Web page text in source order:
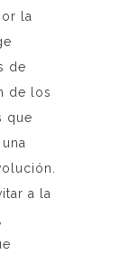
la
de
de los
que
a la